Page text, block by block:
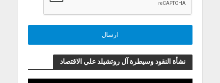
نشأة النقود وسيطرة آل روتشيلد علي الاقتصاد